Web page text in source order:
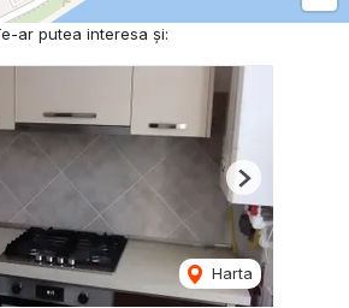
ar putea interesa și:
Harta
Next